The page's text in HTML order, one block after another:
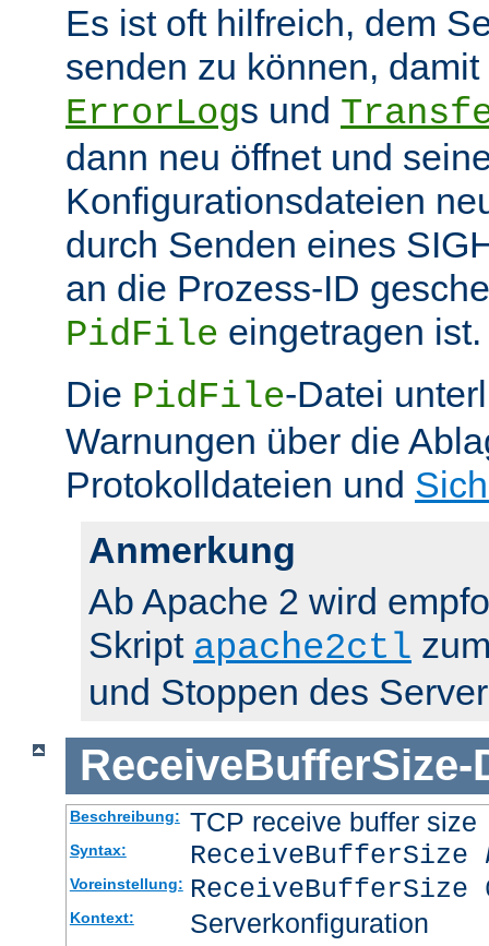
Es ist oft hilfreich, dem
senden zu können,
ErrorLogs und
dann neu öffnet und
Konfigurationsdateien
durch Senden eines
an die Prozess-ID
PidFile eingetragen ist.
Die PidFile-Datei
Warnungen über die
Protokolldateien und
Anmerkung
Ab Apache 2 wird
Skript apache2ctl
und Stoppen des
ReceiveBufferSize-
Beschreibung: TCP receive buffer size
Syntax: ReceiveBufferSize
Voreinstellung: ReceiveBufferSize
Kontext: Serverkonfiguration